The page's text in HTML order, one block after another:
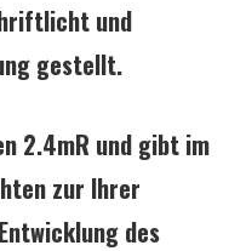
und
gestellt.
2.4mR und gibt im
zur Ihrer
des